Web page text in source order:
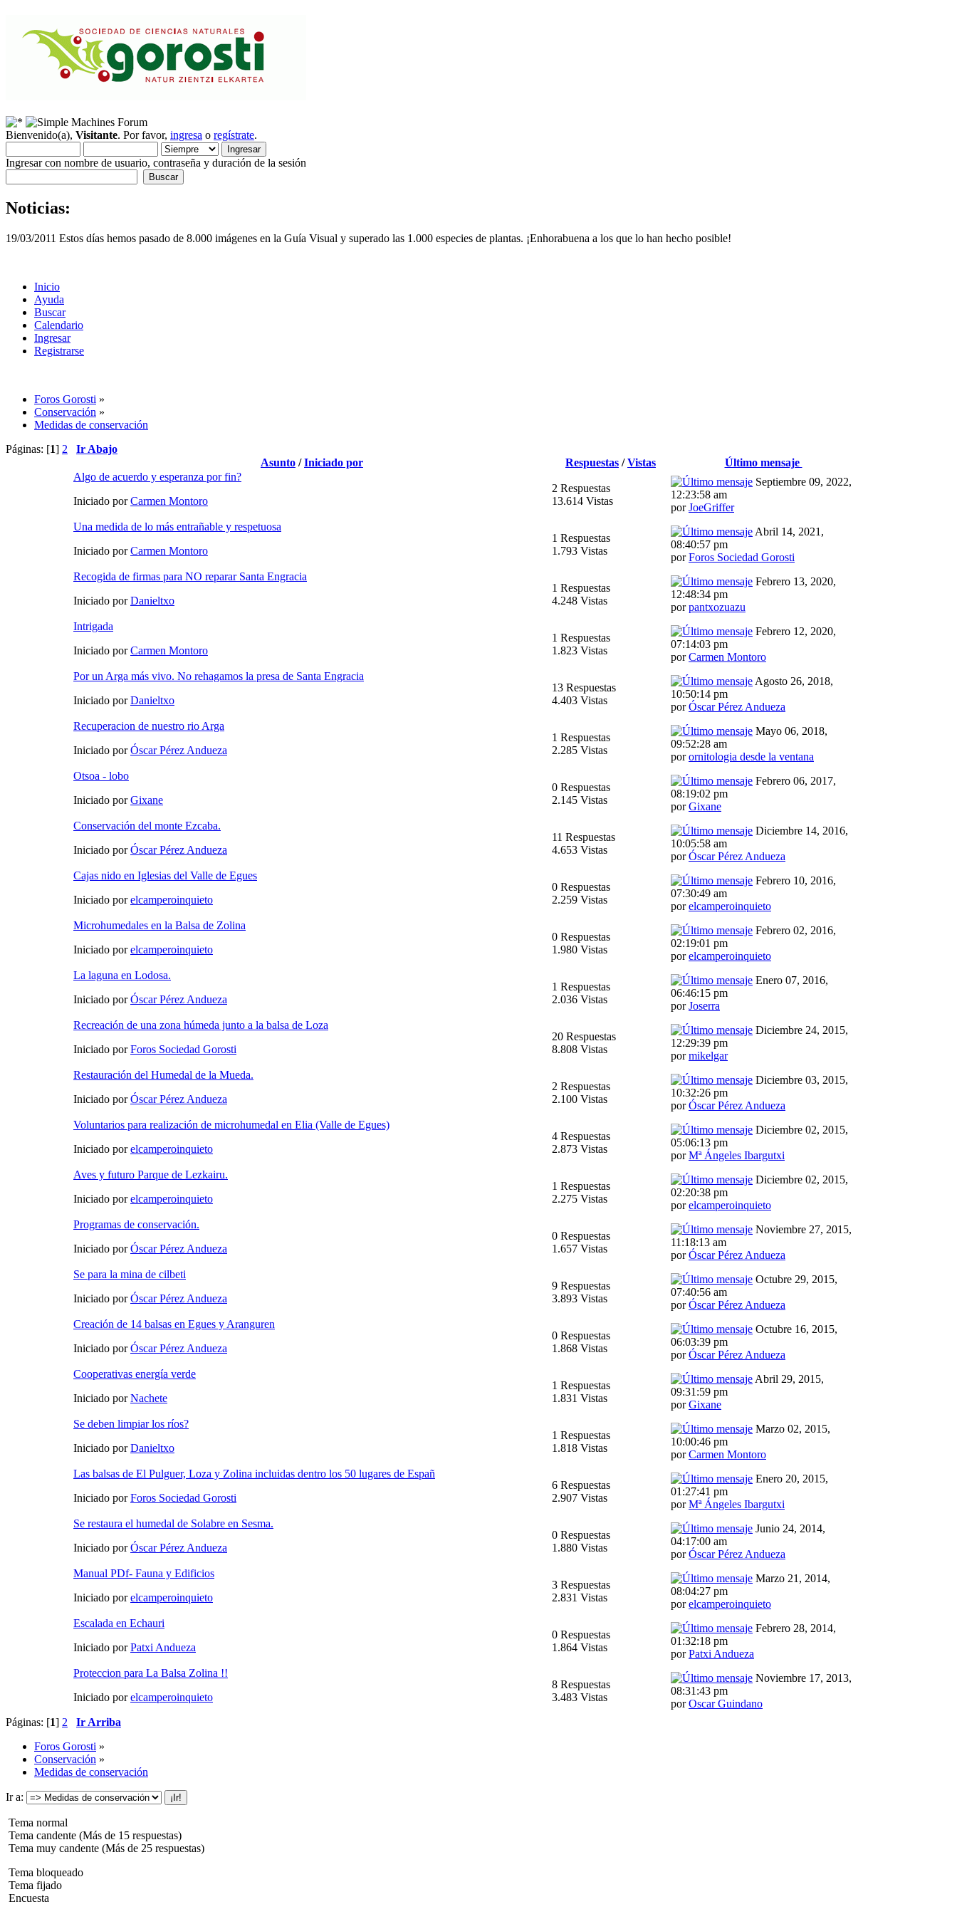
Bienvenido(a), Visitante. Por favor, ingresa o regístrate.
Ingresar con nombre de usuario, contraseña y duración de la sesión
Noticias:
19/03/2011 Estos días hemos pasado de 8.000 imágenes en la Guía Visual y superado las 1.000 especies de plantas. ¡Enhorabuena a los que lo han hecho posible!
Inicio
Ayuda
Buscar
Calendario
Ingresar
Registrarse
Foros Gorosti »
Conservación »
Medidas de conservación
Páginas: [1] 2
Ir Abajo
Asunto /Iniciado por Respuestas /Vistas
Último mensaje
Algo de acuerdo y esperanza por fin?
Iniciado porCarmen Montoro
2 Respuestas
13.614 Vistas
Septiembre 09, 2022,
12:23:58 am
porJoeGriffer
Una medida de lo más entrañable y respetuosa
Iniciado porCarmen Montoro
1 Respuestas
1.793 Vistas
Abril 14, 2021,
08:40:57 pm
porForos Sociedad Gorosti
Recogida de firmas para NO reparar Santa Engracia
Iniciado porDanieltxo
1 Respuestas
4.248 Vistas
Febrero 13, 2020,
12:48:34 pm
porpantxozuazu
Intrigada
Iniciado porCarmen Montoro
1 Respuestas
1.823 Vistas
Febrero 12, 2020,
07:14:03 pm
porCarmen Montoro
Por un Arga más vivo. No rehagamos la presa de Santa Engracia
Iniciado porDanieltxo
13 Respuestas
4.403 Vistas
Agosto 26, 2018,
10:50:14 pm
porÓscar Pérez Andueza
Recuperacion de nuestro rio Arga
Iniciado porÓscar Pérez Andueza
1 Respuestas
2.285 Vistas
Mayo 06, 2018,
09:52:28 am
porornitologia desde la ventana
Otsoa - lobo
Iniciado porGixane
0 Respuestas
2.145 Vistas
Febrero 06, 2017,
08:19:02 pm
porGixane
Conservación del monte Ezcaba.
Iniciado porÓscar Pérez Andueza
11 Respuestas
4.653 Vistas
Diciembre 14, 2016,
10:05:58 am
porÓscar Pérez Andueza
Cajas nido en Iglesias del Valle de Egues
Iniciado porelcamperoinquieto
0 Respuestas
2.259 Vistas
Febrero 10, 2016,
07:30:49 am
porelcamperoinquieto
Microhumedales en la Balsa de Zolina
Iniciado porelcamperoinquieto
0 Respuestas
1.980 Vistas
Febrero 02, 2016,
02:19:01 pm
porelcamperoinquieto
La laguna en Lodosa.
Iniciado porÓscar Pérez Andueza
1 Respuestas
2.036 Vistas
Enero 07, 2016,
06:46:15 pm
porJoserra
Recreación de una zona húmeda junto a la balsa de Loza
Iniciado porForos Sociedad Gorosti
20 Respuestas
8.808 Vistas
Diciembre 24, 2015,
12:29:39 pm
pormikelgar
Restauración del Humedal de la Mueda.
Iniciado porÓscar Pérez Andueza
2 Respuestas
2.100 Vistas
Diciembre 03, 2015,
10:32:26 pm
porÓscar Pérez Andueza
Voluntarios para realización de microhumedal en Elia (Valle de Egues)
Iniciado porelcamperoinquieto
4 Respuestas
2.873 Vistas
Diciembre 02, 2015,
05:06:13 pm
porMª Ángeles Ibargutxi
Aves y futuro Parque de Lezkairu.
Iniciado porelcamperoinquieto
1 Respuestas
2.275 Vistas
Diciembre 02, 2015,
02:20:38 pm
porelcamperoinquieto
Programas de conservación.
Iniciado porÓscar Pérez Andueza
0 Respuestas
1.657 Vistas
Noviembre 27, 2015,
11:18:13 am
porÓscar Pérez Andueza
Se para la mina de cilbeti
Iniciado porÓscar Pérez Andueza
9 Respuestas
3.893 Vistas
Octubre 29, 2015,
07:40:56 am
porÓscar Pérez Andueza
Creación de 14 balsas en Egues y Aranguren
Iniciado porÓscar Pérez Andueza
0 Respuestas
1.868 Vistas
Octubre 16, 2015,
06:03:39 pm
porÓscar Pérez Andueza
Cooperativas energía verde
Iniciado porNachete
1 Respuestas
1.831 Vistas
Abril 29, 2015,
09:31:59 pm
porGixane
Se deben limpiar los ríos?
Iniciado porDanieltxo
1 Respuestas
1.818 Vistas
Marzo 02, 2015,
10:00:46 pm
porCarmen Montoro
Las balsas de El Pulguer, Loza y Zolina incluidas dentro los 50 lugares de Españ
Iniciado porForos Sociedad Gorosti
6 Respuestas
2.907 Vistas
Enero 20, 2015,
01:27:41 pm
porMª Ángeles Ibargutxi
Se restaura el humedal de Solabre en Sesma.
Iniciado porÓscar Pérez Andueza
0 Respuestas
1.880 Vistas
Junio 24, 2014,
04:17:00 am
porÓscar Pérez Andueza
Manual PDf- Fauna y Edificios
Iniciado porelcamperoinquieto
3 Respuestas
2.831 Vistas
Marzo 21, 2014,
08:04:27 pm
porelcamperoinquieto
Escalada en Echauri
Iniciado porPatxi Andueza
0 Respuestas
1.864 Vistas
Febrero 28, 2014,
01:32:18 pm
porPatxi Andueza
Proteccion para La Balsa Zolina !!
Iniciado porelcamperoinquieto
8 Respuestas
3.483 Vistas
Noviembre 17, 2013,
08:31:43 pm
porOscar Guindano
Páginas: [1] 2
Ir Arriba
Foros Gorosti »
Conservación »
Medidas de conservación
Ir a:
Tema normal
Tema candente (Más de 15 respuestas)
Tema muy candente (Más de 25 respuestas)
Tema bloqueado
Tema fijado
Encuesta